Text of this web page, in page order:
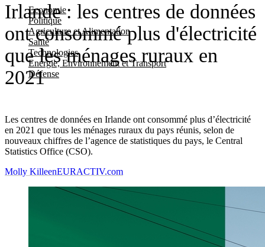
Economie
Politique
Agriculture et Alimentation
Santé
Technologies
Energie, Environnement et Transport
Défense
Irlande : les centres de données
ont consommé plus d'électricité
que les ménages ruraux en
2021
Les centres de données en Irlande ont consommé plus d’électricité
en 2021 que tous les ménages ruraux du pays réunis, selon de
nouveaux chiffres de l’agence de statistiques du pays, le Central
Statistics Office (CSO).
Molly KilleenEURACTIV.com